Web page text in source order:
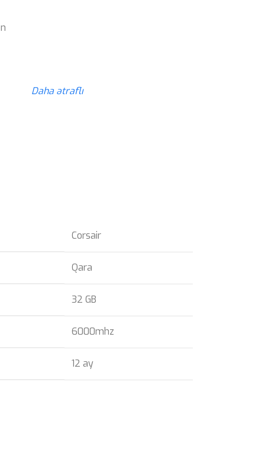
Daha ətraflı
Corsair
Qara
32 GB
6000mhz
12 ay